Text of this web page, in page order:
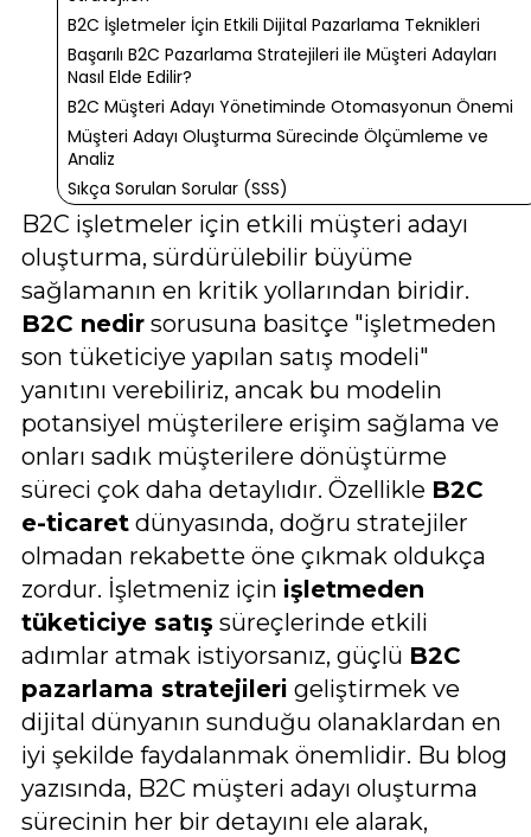
B2C İşletmeler İçin Etkili Dijital Pazarlama Teknikleri
Başarılı B2C Pazarlama Stratejileri ile Müşteri Adayları
Nasıl Elde Edilir?
B2C Müşteri Adayı Yönetiminde Otomasyonun Önemi
Müşteri Adayı Oluşturma Sürecinde Ölçümleme ve
Analiz
Sıkça Sorulan Sorular (SSS)
B2C işletmeler için etkili müşteri adayı
oluşturma, sürdürülebilir büyüme
sağlamanın en kritik yollarından biridir.
B2C nedir sorusuna basitçe "işletmeden
son tüketiciye yapılan satış modeli"
yanıtını verebiliriz, ancak bu modelin
potansiyel müşterilere erişim sağlama ve
onları sadık müşterilere dönüştürme
süreci çok daha detaylıdır. Özellikle B2C
e-ticaret dünyasında, doğru stratejiler
olmadan rekabette öne çıkmak oldukça
zordur. İşletmeniz için işletmeden
tüketiciye satış süreçlerinde etkili
adımlar atmak istiyorsanız, güçlü B2C
pazarlama stratejileri geliştirmek ve
dijital dünyanın sunduğu olanaklardan en
iyi şekilde faydalanmak önemlidir. Bu blog
yazısında, B2C müşteri adayı oluşturma
sürecinin her bir detayını ele alarak,